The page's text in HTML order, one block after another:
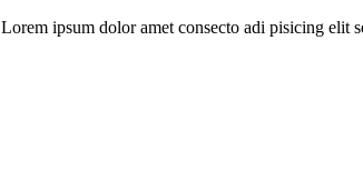
Lorem ipsum dolor amet consecto adi pisicing elit